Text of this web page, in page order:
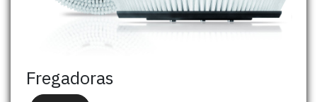
Fregadoras